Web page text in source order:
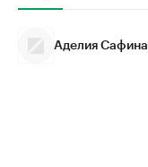
Аделия Сафина